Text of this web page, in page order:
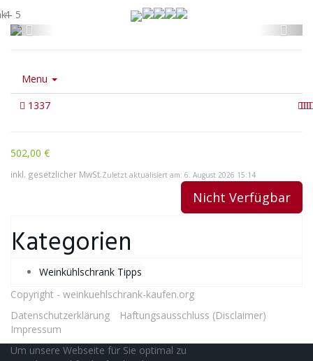
Menu
1337
502,00 €
inkl. gesetzlicher MwSt.Zuletzt aktualisiert am: 6. August 2026 15:14
Nicht Verfügbar
Kategorien
Weinkühlschrank Tipps
Copyright - weinkuehlschrank-kaufen.org
Datenschutzerklärung
Haftungsausschluss (Disclaimer)
Impressum
Um unsere Webseite für Sie optimal zu